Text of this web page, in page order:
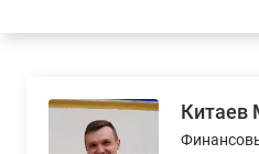
Китаев